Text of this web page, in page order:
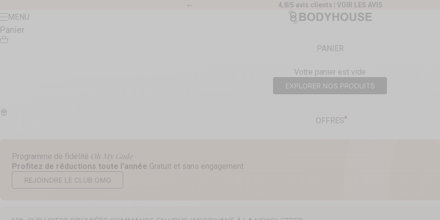
Précédent 4,8/5 avis clients | VOIR LES AVIS
Body House
Menu
MENU
Panier
PANIER
Votre panier est vide
EXPLORER NOS PRODUITS
OFFRES
Programme de fidélité Oh My Gode
Profitez de réductions toute l’année Gratuit et sans engagement
REJOINDRE LE CLUB OMG